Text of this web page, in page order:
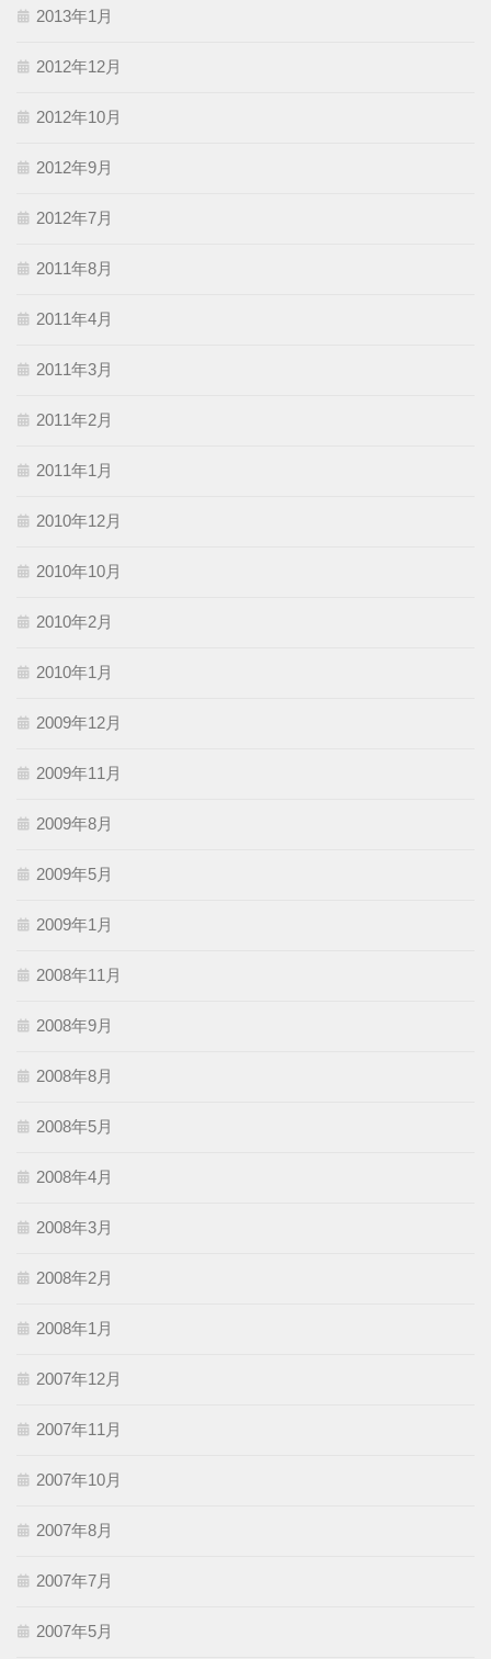
2013年1月
2012年12月
2012年10月
2012年9月
2012年7月
2011年8月
2011年4月
2011年3月
2011年2月
2011年1月
2010年12月
2010年10月
2010年2月
2010年1月
2009年12月
2009年11月
2009年8月
2009年5月
2009年1月
2008年11月
2008年9月
2008年8月
2008年5月
2008年4月
2008年3月
2008年2月
2008年1月
2007年12月
2007年11月
2007年10月
2007年8月
2007年7月
2007年5月